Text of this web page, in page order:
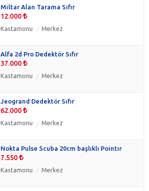
Miltar Alan Tarama Sıfır
12.000
Kastamonu Merkez
Alfa 2d Pro Dedektör Sıfır
37.000
Kastamonu Merkez
Jeogrand Dedektör Sıfır
62.000
Kastamonu Merkez
Nokta Pulse Scuba 20cm başlıklı Pointır
7.550
Kastamonu Merkez